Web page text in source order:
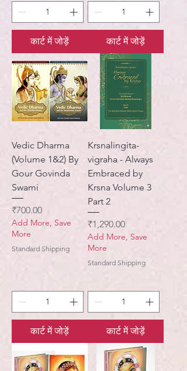
कार्ट में जोड़ें कार्ट में जोड़ें
Vedic Dharma
(Volume 1&2) By
Gour Govinda
Swami
मूल्य
₹700.00
Add More, Save
More
Standard Shipping
कार्ट में जोड़ें
Krsnalingita-
vigraha - Always
Embraced by
Krsna Volume 3
Part 2
मूल्य
₹1,290.00
Add More, Save
More
Standard Shipping
कार्ट में जोड़ें